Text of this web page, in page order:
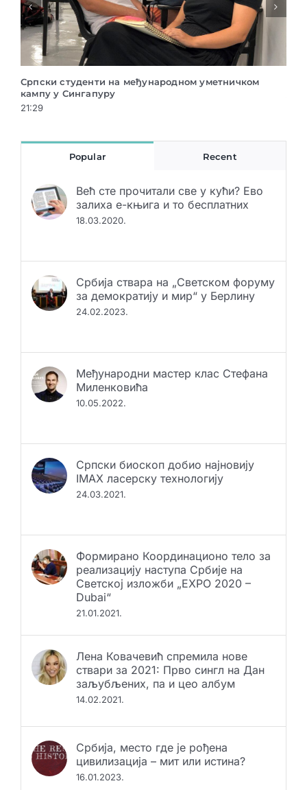
студенти на међународном уметничком
у Сингапуру
Археолошка
Popular Recent
Већ сте прочитали све у кући? Ево
залиха е-књига и то бесплатних
18.03.2020.
Србија ствара на „Светском форуму
за демократију и мир“ у Берлину
24.02.2023.
Међународни мастер клас Стефана
Миленковића
10.05.2022.
Српски биоскоп добио најновију
IMAX ласерску технологију
24.03.2021.
Формирано Координационо тело за
реализацију наступа Србије на
Светској изложби „EXPO 2020 –
Dubai“
21.01.2021.
Лена Ковачевић спремила нове
ствари за 2021: Прво сингл на Дан
заљубљених, па и цео албум
14.02.2021.
Србија, место где је рођена
цивилизација – мит или истина?
16.01.2023.